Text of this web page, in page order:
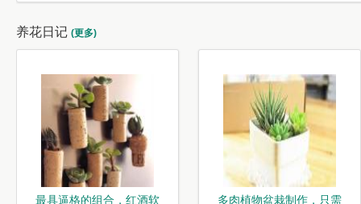
养花日记 (更多)
最具逼格的组合，红酒软
多肉植物盆栽制作，只需